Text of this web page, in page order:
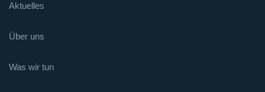
Aktuelles
Über uns
Was wir tun